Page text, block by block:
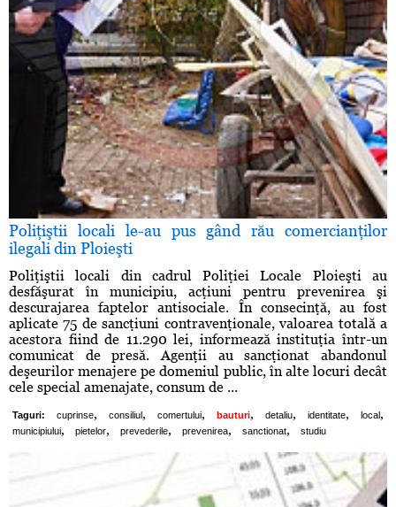
Poliţiştii locali le-au pus gând rău comercianţilor
ilegali din Ploieşti
Poliţiştii locali din cadrul Poliţiei Locale Ploieşti au
desfăşurat în municipiu, acţiuni pentru prevenirea şi
descurajarea faptelor antisociale. În consecinţă, au fost
aplicate 75 de sancţiuni contravenţionale, valoarea totală a
acestora fiind de 11.290 lei, informează instituţia într-un
comunicat de presă. Agenţii au sancţionat abandonul
deşeurilor menajere pe domeniul public, în alte locuri decât
cele special amenajate, consum de ...
Taguri: cuprinse, consiliul , comertului, bauturi, detaliu, identitate, local ,
municipiului, pietelor, prevederile, prevenirea, sanctionat, studiu